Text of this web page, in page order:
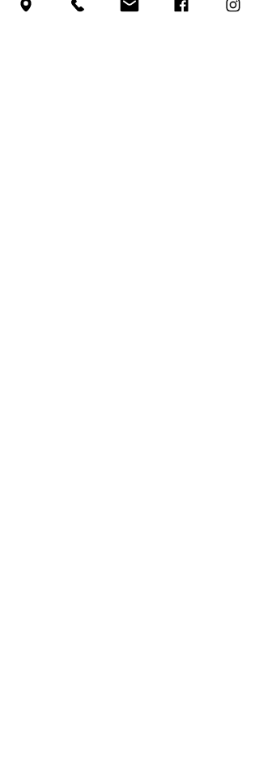
9 h - 11 h